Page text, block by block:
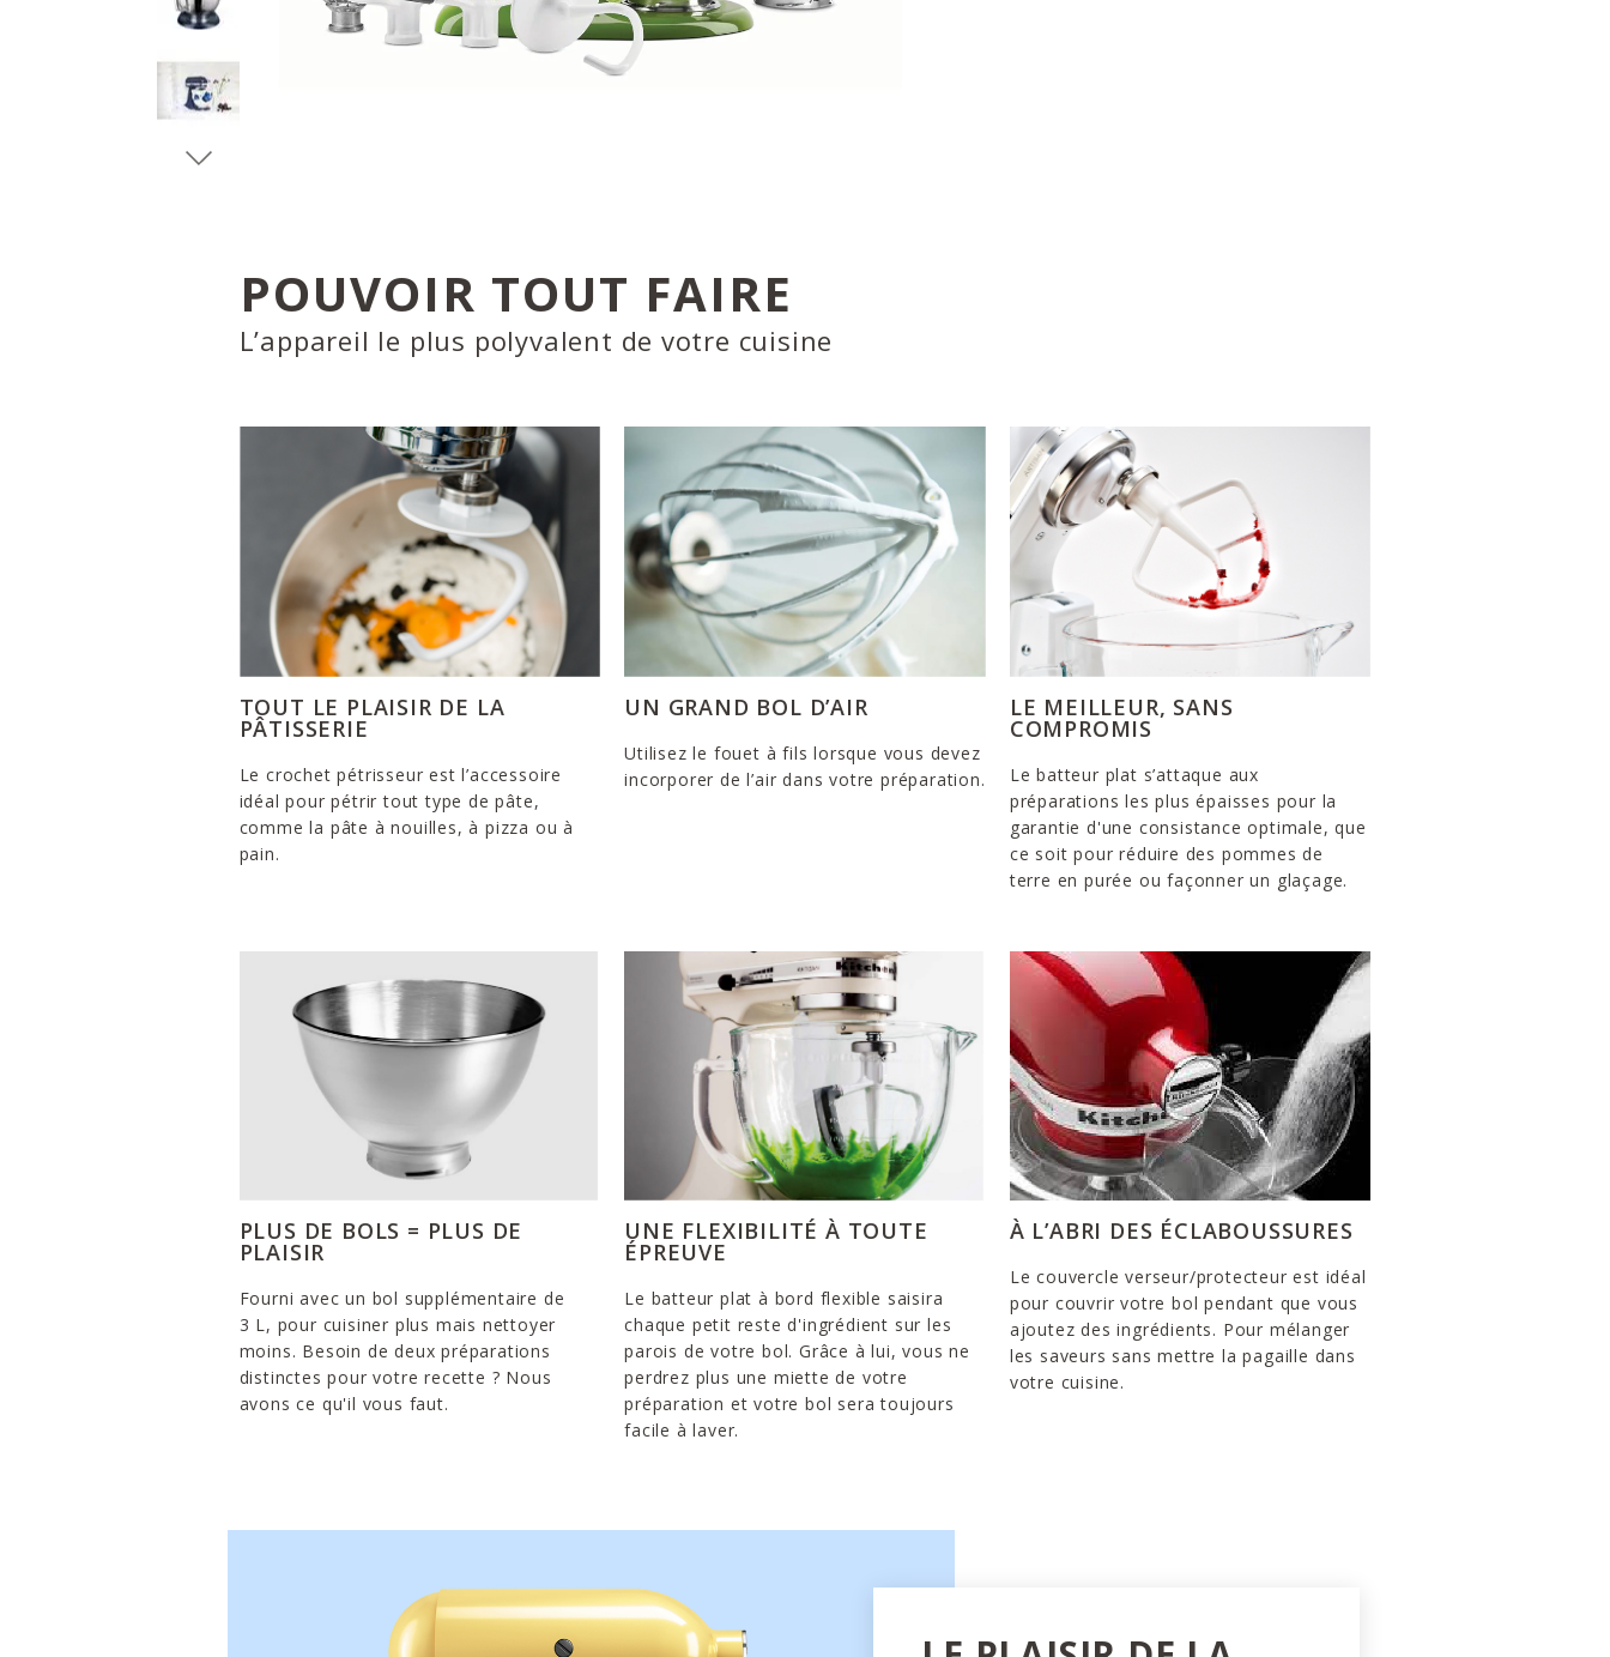
POUVOIR TOUT FAIRE
L’appareil le plus polyvalent de votre cuisine
TOUT LE PLAISIR DE LA
PÂTISSERIE
Le crochet pétrisseur est l’accessoire
idéal pour pétrir tout type de pâte,
comme la pâte à nouilles, à pizza ou à
pain.
UN GRAND BOL D’AIR
Utilisez le fouet à fils lorsque vous devez
incorporer de l’air dans votre préparation.
LE MEILLEUR, SANS
COMPROMIS
Le batteur plat s’attaque aux
préparations les plus épaisses pour la
garantie d'une consistance optimale, que
ce soit pour réduire des pommes de
terre en purée ou façonner un glaçage.
PLUS DE BOLS = PLUS DE
PLAISIR
Fourni avec un bol supplémentaire de
3 L, pour cuisiner plus mais nettoyer
moins. Besoin de deux préparations
distinctes pour votre recette ? Nous
avons ce qu'il vous faut.
UNE FLEXIBILITÉ À TOUTE
ÉPREUVE
Le batteur plat à bord flexible saisira
chaque petit reste d'ingrédient sur les
parois de votre bol. Grâce à lui, vous ne
perdrez plus une miette de votre
préparation et votre bol sera toujours
facile à laver.
À L’ABRI DES ÉCLABOUSSURES
Le couvercle verseur/protecteur est idéal
pour couvrir votre bol pendant que vous
ajoutez des ingrédients. Pour mélanger
les saveurs sans mettre la pagaille dans
votre cuisine.